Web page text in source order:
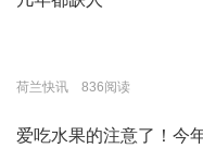
荷兰快讯 836阅读
爱吃水果的注意了！今